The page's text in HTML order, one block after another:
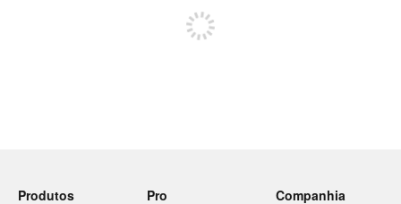
Produtos Pro Companhia